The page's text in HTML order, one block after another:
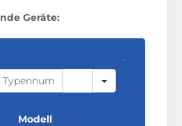
Geräte:
Modell